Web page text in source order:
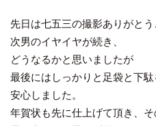
先日は七五三の撮影ありがと
次男のイヤイヤが続き、
どうなるかと思いましたが
最後にはしっかりと足袋と下
安心しました。
年賀状も先に仕上げて頂き、